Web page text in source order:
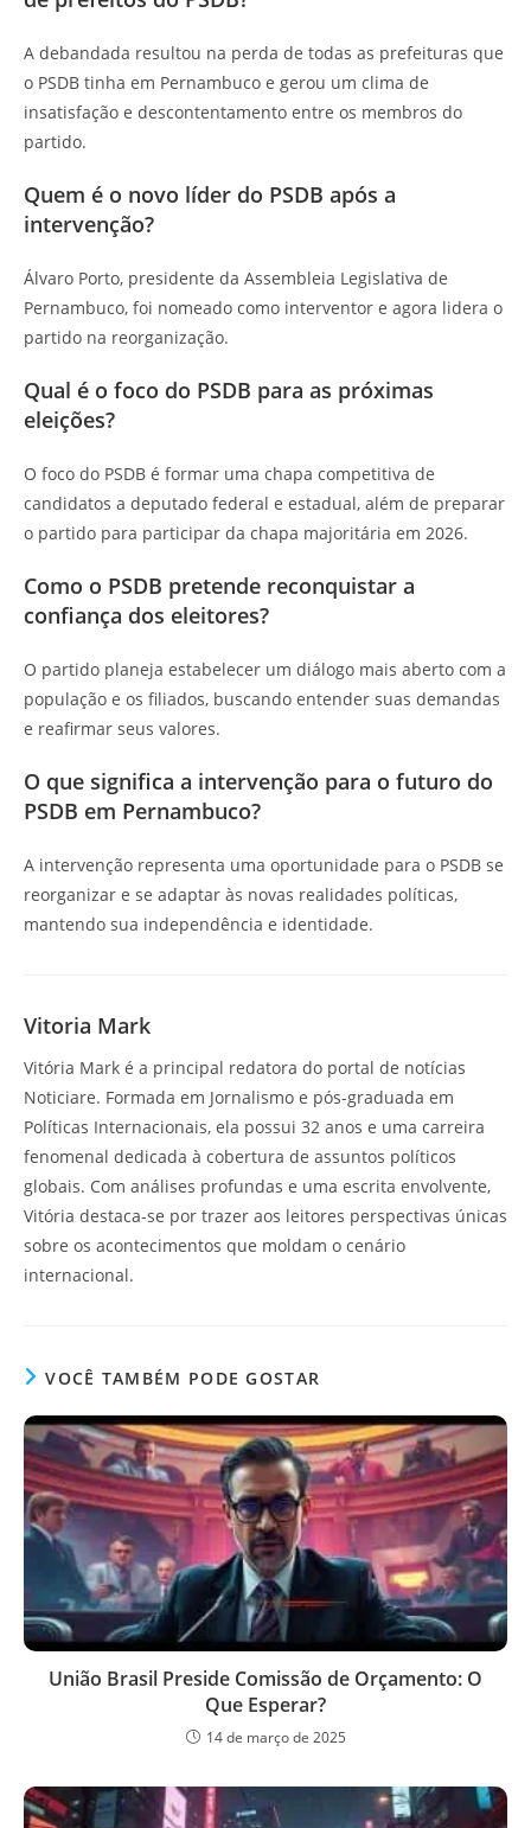
A debandada resultou na perda de todas as prefeituras que
o PSDB tinha em Pernambuco e gerou um clima de
insatisfação e descontentamento entre os membros do
partido.
Quem é o novo líder do PSDB após a
intervenção?
Álvaro Porto, presidente da Assembleia Legislativa de
Pernambuco, foi nomeado como interventor e agora lidera o
partido na reorganização.
Qual é o foco do PSDB para as próximas
eleições?
O foco do PSDB é formar uma chapa competitiva de
candidatos a deputado federal e estadual, além de preparar
o partido para participar da chapa majoritária em 2026.
Como o PSDB pretende reconquistar a
confiança dos eleitores?
O partido planeja estabelecer um diálogo mais aberto com a
população e os filiados, buscando entender suas demandas
e reafirmar seus valores.
O que significa a intervenção para o futuro do
PSDB em Pernambuco?
A intervenção representa uma oportunidade para o PSDB se
reorganizar e se adaptar às novas realidades políticas,
mantendo sua independência e identidade.
Vitoria Mark
Vitória Mark é a principal redatora do portal de notícias
Noticiare. Formada em Jornalismo e pós-graduada em
Políticas Internacionais, ela possui 32 anos e uma carreira
fenomenal dedicada à cobertura de assuntos políticos
globais. Com análises profundas e uma escrita envolvente,
Vitória destaca-se por trazer aos leitores perspectivas únicas
sobre os acontecimentos que moldam o cenário
internacional.
VOCÊ TAMBÉM PODE GOSTAR
União Brasil Preside Comissão de Orçamento: O
Que Esperar?
14 de março de 2025